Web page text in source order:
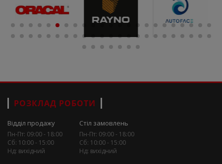
РОЗКЛАД РОБОТИ
Відділ продажу
Пн-Пт: 09:00 - 18:00
Сб: 10:00 - 15:00
Нд: вихідний
Стіл замовлень
Пн-Пт: 09:00 - 18:00
Сб: 10:00 - 15:00
Нд: вихідний